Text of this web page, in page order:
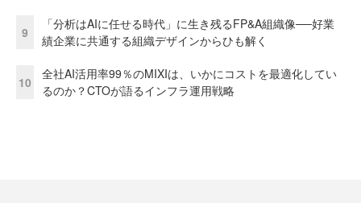
9
「分析はAIに任せる時代」に生き残るFP&A組織像──好業
績企業に共通する組織デザインからひも解く
10
全社AI活用率99％のMIXIは、いかにコストを最適化してい
るのか？CTOが語るインフラ運用戦略